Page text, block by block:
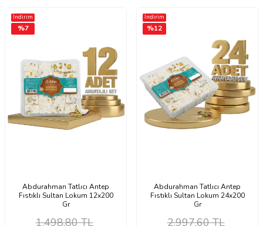
İndirim
%7
Abdurahman Tatlıcı Antep
Fıstıklı Sultan Lokum 12x200
Gr
1.498,80TL
İndirim
%12
Abdurahman Tatlıcı Antep
Fıstıklı Sultan Lokum 24x200
Gr
2.997,60TL